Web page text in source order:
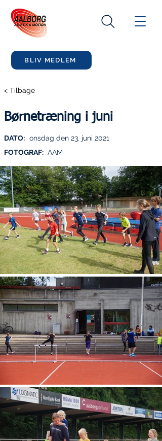
BLIV MEDLEM
< Tilbage
Børnetræning i juni
DATO: onsdag den 23. juni 2021
FOTOGRAF: AAM